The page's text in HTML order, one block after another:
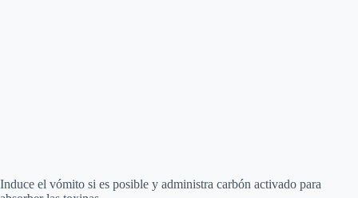
Induce el vómito si es posible y administra carbón activado para